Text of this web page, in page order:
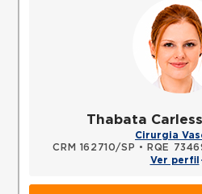
Thabata
Cirurgia
CRM 162710/SP •
RQE
Ver perfil